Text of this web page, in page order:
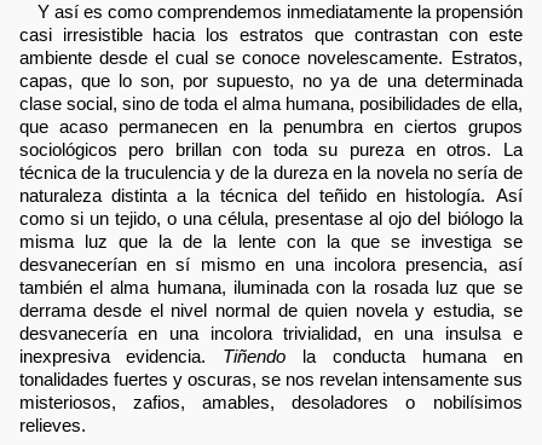
Y así es como comprendemos inmediatamente la propensión
casi irresistible hacia los estratos que contrastan con este
ambiente desde el cual se conoce novelescamente. Estratos,
capas, que lo son, por supuesto, no ya de una determinada
clase social, sino de toda el alma humana, posibilidades de ella,
que acaso permanecen en la penumbra en ciertos grupos
sociológicos pero brillan con toda su pureza en otros. La
técnica de la truculencia y de la dureza en la novela no sería de
naturaleza distinta a la técnica del teñido en histología. Así
como si un tejido, o una célula, presentase al ojo del biólogo la
misma luz que la de la lente con la que se investiga se
desvanecerían en sí mismo en una incolora presencia, así
también el alma humana, iluminada con la rosada luz que se
derrama desde el nivel normal de quien novela y estudia, se
desvanecería en una incolora trivialidad, en una insulsa e
inexpresiva evidencia. Tiñendola conducta humana en
tonalidades fuertes y oscuras, se nos revelan intensamente sus
misteriosos, zafios, amables, desoladores o nobilísimos
relieves.